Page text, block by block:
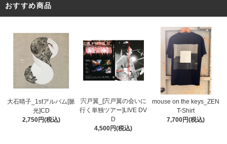
おすすめ商品
大石晴子_1stアルバム[脈
光]CD
2,750円(税込)
宍戸翼_[宍戸翼の会いに
行く単独ツアー]LIVE DV
D
4,500円(税込)
mouse on the keys_ZEN
T-Shirt
7,700円(税込)